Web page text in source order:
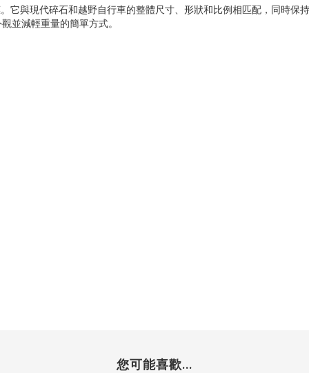
與現代碎石和越野自行車的整體尺寸、形狀和比例相匹配，同時保持
並減輕重量的簡單方式。
您可能喜歡...